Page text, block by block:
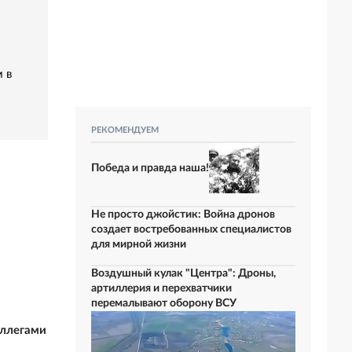
в
РЕКОМЕНДУЕМ
Победа и правда наша!
Не просто джойстик: Война дронов
создает востребованных специалистов
для мирной жизни
Воздушный кулак "Центра": Дроны,
артиллерия и перехватчики
перемалывают оборону ВСУ